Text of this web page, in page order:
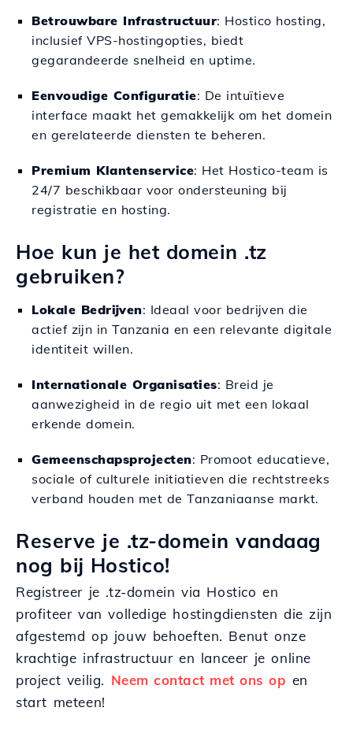
Betrouwbare Infrastructuur: Hostico hosting,
inclusief VPS-hostingopties, biedt
gegarandeerde snelheid en uptime.
Eenvoudige Configuratie: De intuïtieve
interface maakt het gemakkelijk om het domein
en gerelateerde diensten te beheren.
Premium Klantenservice: Het Hostico-team is
24/7 beschikbaar voor ondersteuning bij
registratie en hosting.
Hoe kun je het domein .tz
gebruiken?
Lokale Bedrijven: Ideaal voor bedrijven die
actief zijn in Tanzania en een relevante digitale
identiteit willen.
Internationale Organisaties: Breid je
aanwezigheid in de regio uit met een lokaal
erkende domein.
Gemeenschapsprojecten: Promoot educatieve,
sociale of culturele initiatieven die rechtstreeks
verband houden met de Tanzaniaanse markt.
Reserve je .tz-domein vandaag
nog bij Hostico!
Registreer je .tz-domein via Hostico en
profiteer van volledige hostingdiensten die zijn
afgestemd op jouw behoeften. Benut onze
krachtige infrastructuur en lanceer je online
project veilig. Neem contact met ons op en
start meteen!